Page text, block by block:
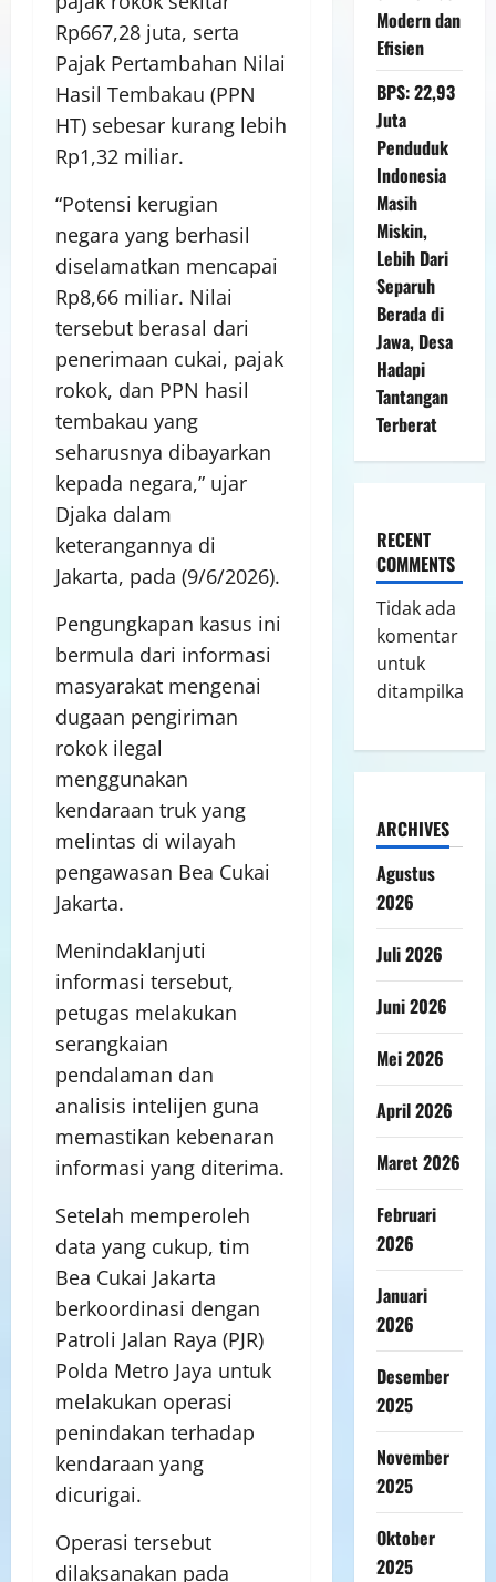
Rp667,28 juta, serta
Pajak Pertambahan Nilai
Hasil Tembakau (PPN
HT) sebesar kurang lebih
Rp1,32 miliar.
“Potensi kerugian
negara yang berhasil
diselamatkan mencapai
Rp8,66 miliar. Nilai
tersebut berasal dari
penerimaan cukai, pajak
rokok, dan PPN hasil
tembakau yang
seharusnya dibayarkan
kepada negara,” ujar
Djaka dalam
keterangannya di
Jakarta, pada (9/6/2026).
Pengungkapan kasus ini
bermula dari informasi
masyarakat mengenai
dugaan pengiriman
rokok ilegal
menggunakan
kendaraan truk yang
melintas di wilayah
pengawasan Bea Cukai
Jakarta.
Menindaklanjuti
informasi tersebut,
petugas melakukan
serangkaian
pendalaman dan
analisis intelijen guna
memastikan kebenaran
informasi yang diterima.
Setelah memperoleh
data yang cukup, tim
Bea Cukai Jakarta
berkoordinasi dengan
Patroli Jalan Raya (PJR)
Polda Metro Jaya untuk
melakukan operasi
penindakan terhadap
kendaraan yang
dicurigai.
Operasi tersebut
dilaksanakan pada
Modern dan
Efisien
BPS: 22,93
Juta
Penduduk
Indonesia
Masih
Miskin,
Lebih Dari
Separuh
Berada di
Jawa, Desa
Hadapi
Tantangan
Terberat
RECENT
COMMENTS
Tidak ada
komentar
untuk
ditampilkan.
ARCHIVES
Agustus
2026
Juli 2026
Juni 2026
Mei 2026
April 2026
Maret 2026
Februari
2026
Januari
2026
Desember
2025
November
2025
Oktober
2025